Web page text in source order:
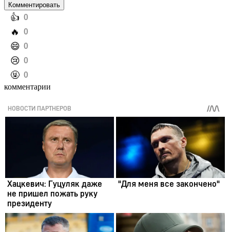
Комментировать
️👍 0
️🔥 0
️😄 0
️😢 0
️🤬 0
комментарии